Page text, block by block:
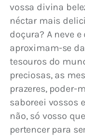
vossa divina
néctar mais
doçura? A neve
aproximam-se
tesouros do
preciosas, as
prazeres, poder-
saboreei vossos
não, só vosso
pertencer para